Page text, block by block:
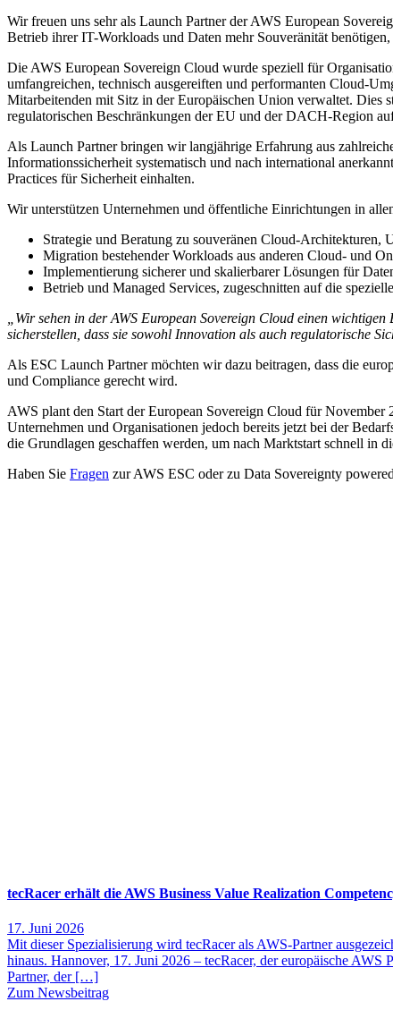
Wir freuen uns sehr als Launch Partner der AWS European
Betrieb ihrer IT-Workloads und Daten mehr Souveränität
Die AWS European Sovereign Cloud wurde speziell für
umfangreichen, technisch ausgereiften und performanten Cloud-
Mitarbeitenden mit Sitz in der Europäischen Union verwaltet. Dies
regulatorischen Beschränkungen der EU und der DACH-Region
Als Launch Partner bringen wir langjährige Erfahrung aus
Informationssicherheit systematisch und nach international
Practices für Sicherheit einhalten.
Wir unterstützen Unternehmen und öffentliche Einrichtungen in
Strategie und Beratung zu souveränen Cloud-Architekturen,
Migration bestehender Workloads aus anderen Cloud- und
Implementierung sicherer und skalierbarer Lösungen für
Betrieb und Managed Services, zugeschnitten auf die
„Wir sehen in der AWS European Sovereign Cloud einen
sicherstellen, dass sie sowohl Innovation als auch regulatorische
Als ESC Launch Partner möchten wir dazu beitragen, dass die
und Compliance gerecht wird.
AWS plant den Start der European Sovereign Cloud für
Unternehmen und Organisationen jedoch bereits jetzt bei der
die Grundlagen geschaffen werden, um nach Marktstart schnell in
Haben Sie Fragen zur AWS ESC oder zu Data Sovereignty
tecRacer erhält die AWS Business Value Realization
17. Juni 2026
Mit dieser Spezialisierung wird tecRacer als AWS-Partner
hinaus. Hannover, 17. Juni 2026 – tecRacer, der europäische
Partner, der […]
Zum Newsbeitrag